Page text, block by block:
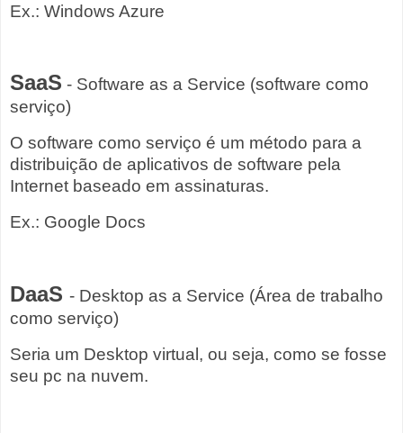
Ex.: Windows Azure
SaaS - Software as a Service (software como
serviço)
O software como serviço é um método para a
distribuição de aplicativos de software pela
Internet baseado em assinaturas.
Ex.: Google Docs
DaaS - Desktop as a Service (Área de trabalho
como serviço)
Seria um Desktop virtual, ou seja, como se fosse
seu pc na nuvem.